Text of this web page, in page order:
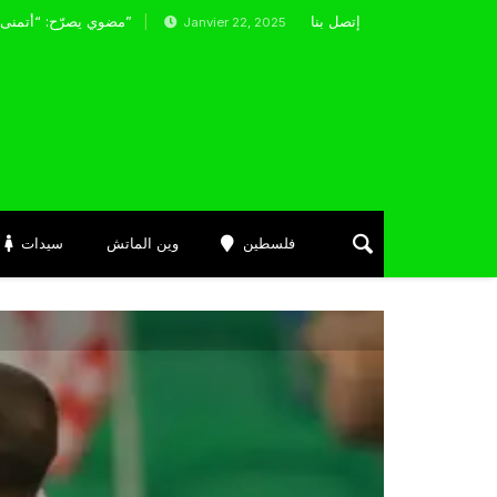
مضوي يصرّح: “أتمنى التوفيق لممثلي الكرة الجزائرية في المسابقات القارية” Janvier 22, 2025 مواجهات الفريق ضد باريس سان جيرمان
إتصل بنا
سيدات وين الماتش فلسطين